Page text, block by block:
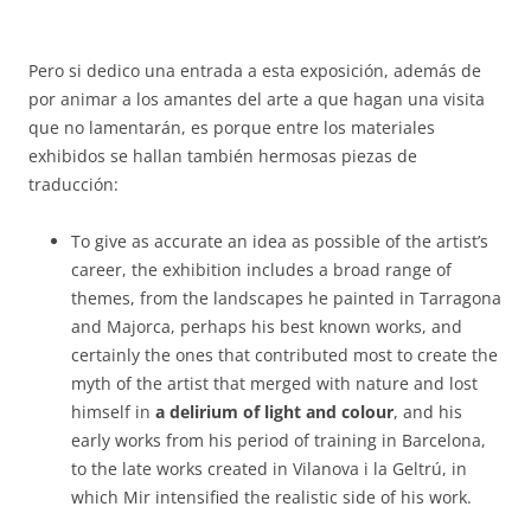
Pero si dedico una entrada a esta exposición, además de
por animar a los amantes del arte a que hagan una visita
que no lamentarán, es porque entre los materiales
exhibidos se hallan también hermosas piezas de
traducción:
To give as accurate an idea as possible of the artist’s
career, the exhibition includes a broad range of
themes, from the landscapes he painted in Tarragona
and Majorca, perhaps his best known works, and
certainly the ones that contributed most to create the
myth of the artist that merged with nature and lost
himself in a delirium of light and colour, and his
early works from his period of training in Barcelona,
to the late works created in Vilanova i la Geltrú, in
which Mir intensified the realistic side of his work.